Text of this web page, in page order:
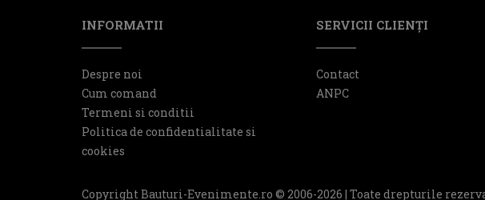
INFORMATII
Despre noi
Cum comand
Termeni si conditii
Politica de confidentialitate si
cookies
SERVICII CLIENŢI
Contact
ANPC
Copyright Bauturi-Evenimente.ro © 2006-2026 | Toate drepturile